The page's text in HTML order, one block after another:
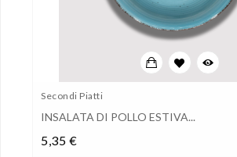
Secondi Piatti
INSALATA DI POLLO ESTIVA...
5,35 €Prezzo